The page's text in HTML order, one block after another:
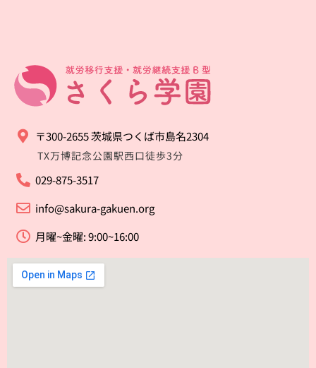
〒300-2655 茨城県つくば市島名2304
TX万博記念公園駅西口徒歩3分
029-875-3517
info@sakura-gakuen.org
月曜~金曜: 9:00~16:00